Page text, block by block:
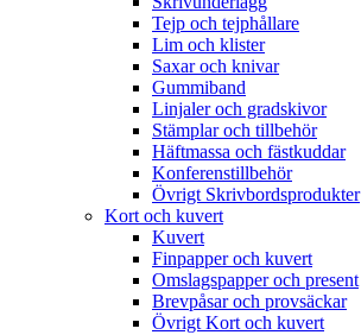
Tejp och tejphållare
Lim och klister
Saxar och knivar
Gummiband
Linjaler och gradskivor
Stämplar och tillbehör
Häftmassa och fästkuddar
Konferenstillbehör
Övrigt Skrivbordsprodukter
Kort och kuvert
Kuvert
Finpapper och kuvert
Omslagspapper och present
Brevpåsar och provsäckar
Övrigt Kort och kuvert